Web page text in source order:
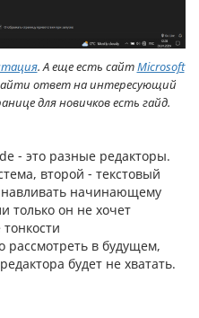
. А еще есть сайтMicrosoft
ответ на интересующий
для новичков есть гайд.
- это разные редакторы.
второй - текстовый
начинающему
только он не хочет
в будущем,
будет не хватать.